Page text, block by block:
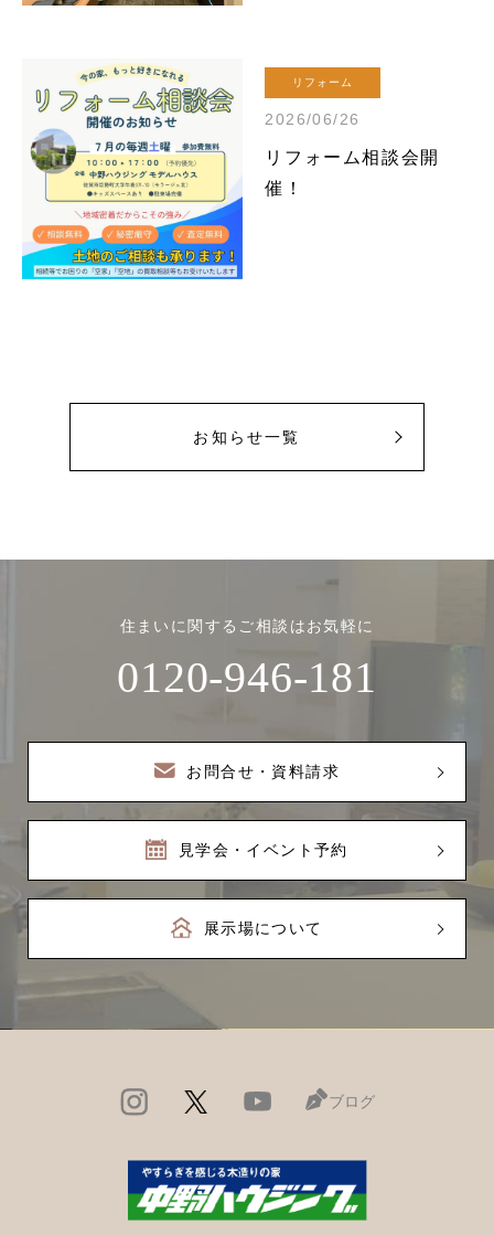
リフォーム
2026/06/26
リフォーム相談会開
催！
お知らせ一覧
住まいに関するご相談はお気軽に
0120-946-181
お問合せ・資料請求
見学会・イベント予約
展示場について
ブログ